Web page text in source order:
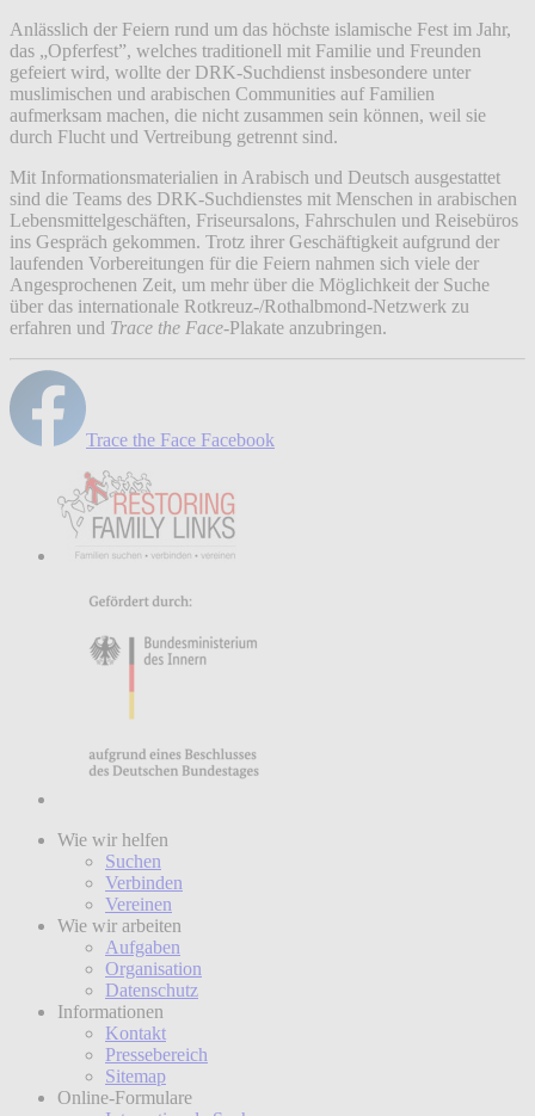
Anlässlich der Feiern rund um das höchste islamische Fest im Jahr,
das „Opferfest”, welches traditionell mit Familie und Freunden
gefeiert wird, wollte der DRK-Suchdienst insbesondere unter
muslimischen und arabischen Communities auf Familien
aufmerksam machen, die nicht zusammen sein können, weil sie
durch Flucht und Vertreibung getrennt sind.
Mit Informationsmaterialien in Arabisch und Deutsch ausgestattet
sind die Teams des DRK-Suchdienstes mit Menschen in arabischen
Lebensmittelgeschäften, Friseursalons, Fahrschulen und Reisebüros
ins Gespräch gekommen. Trotz ihrer Geschäftigkeit aufgrund der
laufenden Vorbereitungen für die Feiern nahmen sich viele der
Angesprochenen Zeit, um mehr über die Möglichkeit der Suche
über das internationale Rotkreuz-/Rothalbmond-Netzwerk zu
erfahren und Trace the Face-Plakate anzubringen.
Trace the Face Facebook
Wie wir helfen
Suchen
Verbinden
Vereinen
Wie wir arbeiten
Aufgaben
Organisation
Datenschutz
Informationen
Kontakt
Pressebereich
Sitemap
Online-Formulare